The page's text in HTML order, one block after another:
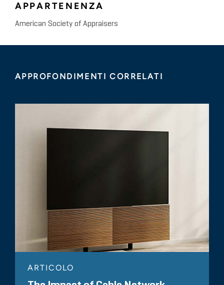
APPARTENENZA
American Society of Appraisers
APPROFONDIMENTI CORRELATI
ARTICOLO